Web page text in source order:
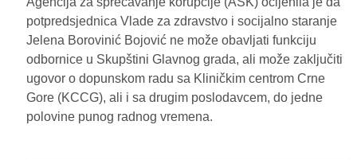
potpredsjednica Vlade za zdravstvo i socijalno staranje
Jelena Borovinić Bojović ne može obavljati funkciju
odbornice u Skupštini Glavnog grada, ali može zaključiti
ugovor o dopunskom radu sa Kliničkim centrom Crne
Gore (KCCG), ali i sa drugim poslodavcem, do jedne
polovine punog radnog vremena.